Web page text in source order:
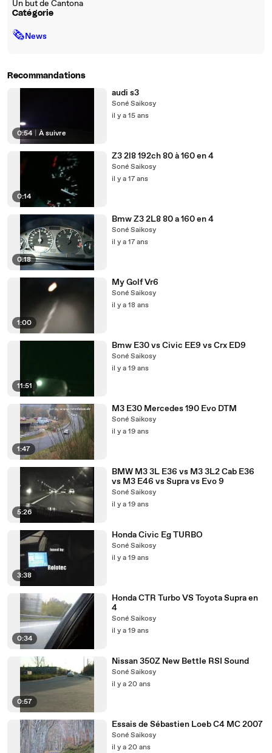
Un but de Cantona
Catégorie
🗞News
Recommandations
0:54 À suivre
audi s3
Soné Saikosy
il y a 15 ans
0:14
Z3 2l8 192ch 80 à 160 en 4
Soné Saikosy
il y a 17 ans
0:18
Bmw Z3 2L8 80 a 160 en 4
Soné Saikosy
il y a 17 ans
1:00
My Golf Vr6
Soné Saikosy
il y a 18 ans
11:51
Bmw E30 vs Civic EE9 vs Crx ED9
Soné Saikosy
il y a 19 ans
1:47
M3 E30 Mercedes 190 Evo DTM
Soné Saikosy
il y a 19 ans
5:26
BMW M3 3L E36 vs M3 3L2 Cab E36
vs M3 E46 vs Supra vs Evo 9
Soné Saikosy
il y a 19 ans
3:38
Honda Civic Eg TURBO
Soné Saikosy
il y a 19 ans
0:34
Honda CTR Turbo VS Toyota Supra en
4
Soné Saikosy
il y a 19 ans
0:57
Nissan 350Z New Bettle RSI Sound
Soné Saikosy
il y a 20 ans
Essais de Sébastien Loeb C4 MC 2007
Soné Saikosy
il y a 20 ans